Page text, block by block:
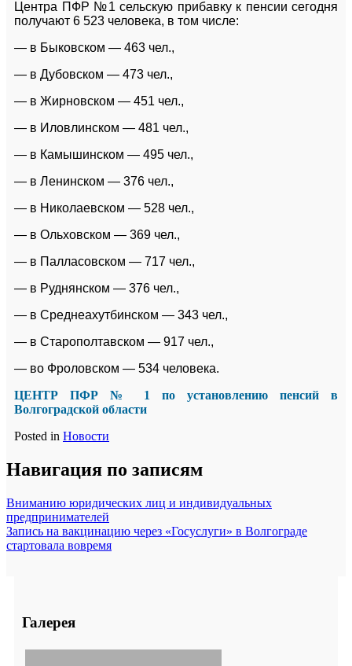
Центра ПФР №1 сельскую прибавку к пенсии сегодня
получают 6 523 человека, в том числе:
— в Быковском — 463 чел.,
— в Дубовском — 473 чел.,
— в Жирновском — 451 чел.,
— в Иловлинском — 481 чел.,
— в Камышинском — 495 чел.,
— в Ленинском — 376 чел.,
— в Николаевском — 528 чел.,
— в Ольховском — 369 чел.,
— в Палласовском — 717 чел.,
— в Руднянском — 376 чел.,
— в Среднеахутбинском — 343 чел.,
— в Старополтавском — 917 чел.,
— во Фроловском — 534 человека.
ЦЕНТР ПФР № 1 по установлению пенсий в
Волгоградской области
Posted in Новости
Навигация по записям
Вниманию юридических лиц и индивидуальных
предпринимателей
Запись на вакцинацию через «Госуслуги» в Волгограде
стартовала вовремя
Галерея